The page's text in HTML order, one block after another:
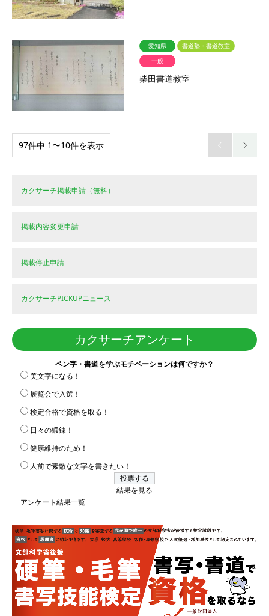
愛知県
書道塾・書道教室
一般
柴田書道教室
97件中 1〜10件を表示  
カクサーチ掲載申請（無料）
掲載内容変更申請
掲載停止申請
カクサーチPICKUPニュース
カクサーチアンケート
ペン字・書道を学ぶモチベーションは何ですか？
美文字になる！
展覧会で入選！
検定合格で資格を取る！
日々の鍛錬！
健康維持のため！
人前で素敵な文字を書きたい！
結果を見る
アンケート結果一覧